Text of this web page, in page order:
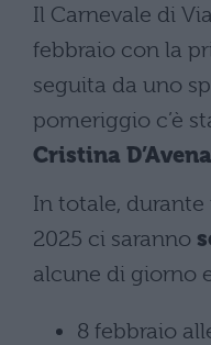
Il Carnevale di
febbraio con la
seguita da uno
pomeriggio c’è
Cristina D’Avena
In totale,
2025 ci saranno
alcune di giorno
8 febbraio